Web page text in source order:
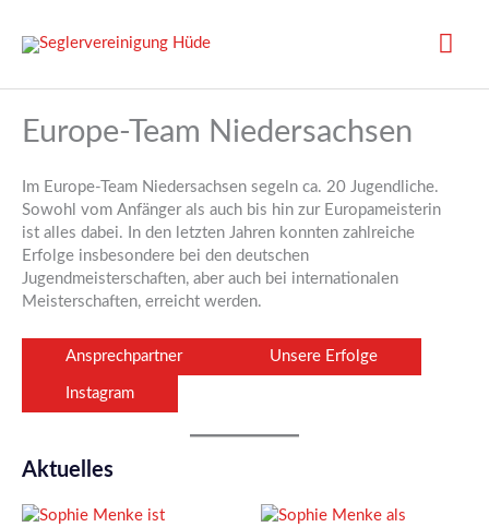
Inhalt
springen
Europe-Team Niedersachsen
Im Europe-Team Niedersachsen segeln ca. 20 Jugendliche.
Sowohl vom Anfänger als auch bis hin zur Europameisterin
ist alles dabei. In den letzten Jahren konnten zahlreiche
Erfolge insbesondere bei den deutschen
Jugendmeisterschaften, aber auch bei internationalen
Meisterschaften, erreicht werden.
Ansprechpartner Unsere Erfolge
Instagram
Aktuelles